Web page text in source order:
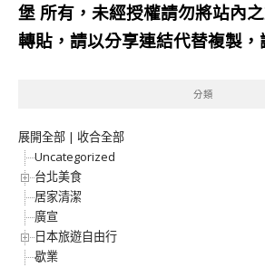
堡 所有，未經授權請勿將站內
轉貼，請以分享連結代替複製，
分類
展開全部 | 收合全部
Uncategorized
台北美食
居家清潔
廣宣
日本旅遊自由行
歇業